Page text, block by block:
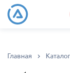
Главная